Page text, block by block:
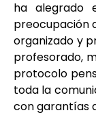
ha alegrado
preocupación
organizado y
profesorado,
protocolo
toda la
con garantías